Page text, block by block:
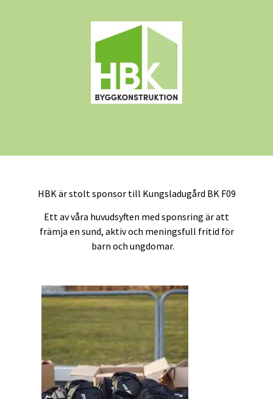
HBK är stolt sponsor till Kungsladugård BK F09
Ett av våra huvudsyften med sponsring är att
främja en sund, aktiv och meningsfull fritid för
barn och ungdomar.